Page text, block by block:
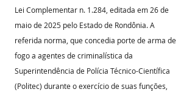
Lei Complementar n. 1.284, editada em 26 de
maio de 2025 pelo Estado de Rondônia. A
referida norma, que concedia porte de arma de
fogo a agentes de criminalística da
Superintendência de Polícia Técnico-Científica
(Politec) durante o exercício de suas funções,